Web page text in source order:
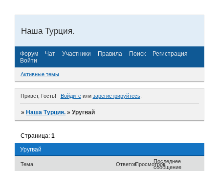
Наша Турция.
Форум Чат Участники Правила Поиск
Регистрация
Войти
Активные темы
Привет, Гость! Войдитеили зарегистрируйтесь.
»Наша Турция. »Уругвай
Уругвай
Страница:1
Тема ОтветовПросмотровПоследнее
сообщение